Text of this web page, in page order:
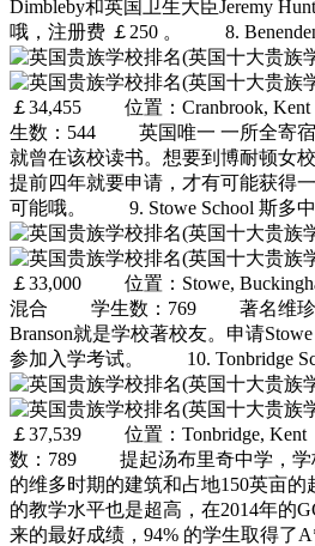
Dimbleby和英国卫生大臣Jeremy
哦，注册费 ￡250 。 8.
￡34,455 位置：Cranbrook,
生数：544 英国唯一 一所全寄宿
就曾在该校读书。想要到博耐顿女
提前四年就要申请，才有可能获得
可能哦。 9. Stowe School 斯
￡33,000 位置：Stowe,
混合 学生数：769 著名维珍集
Branson就是学校著校友。申请
参加入学考试。 10. Tonbridge
￡37,539 位置：Tonbridge,
数：789 提起汤布里奇中学，学
的维多时期的建筑和占地150英
的教学水平也是超高，在2014年的
来的最好成绩，94% 的学生取得了